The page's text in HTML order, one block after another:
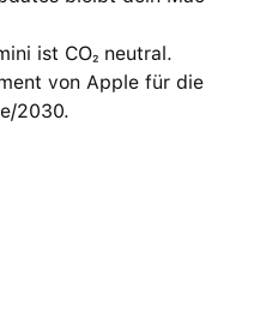
ist CO₂ neutral.
von Apple für die
2030.